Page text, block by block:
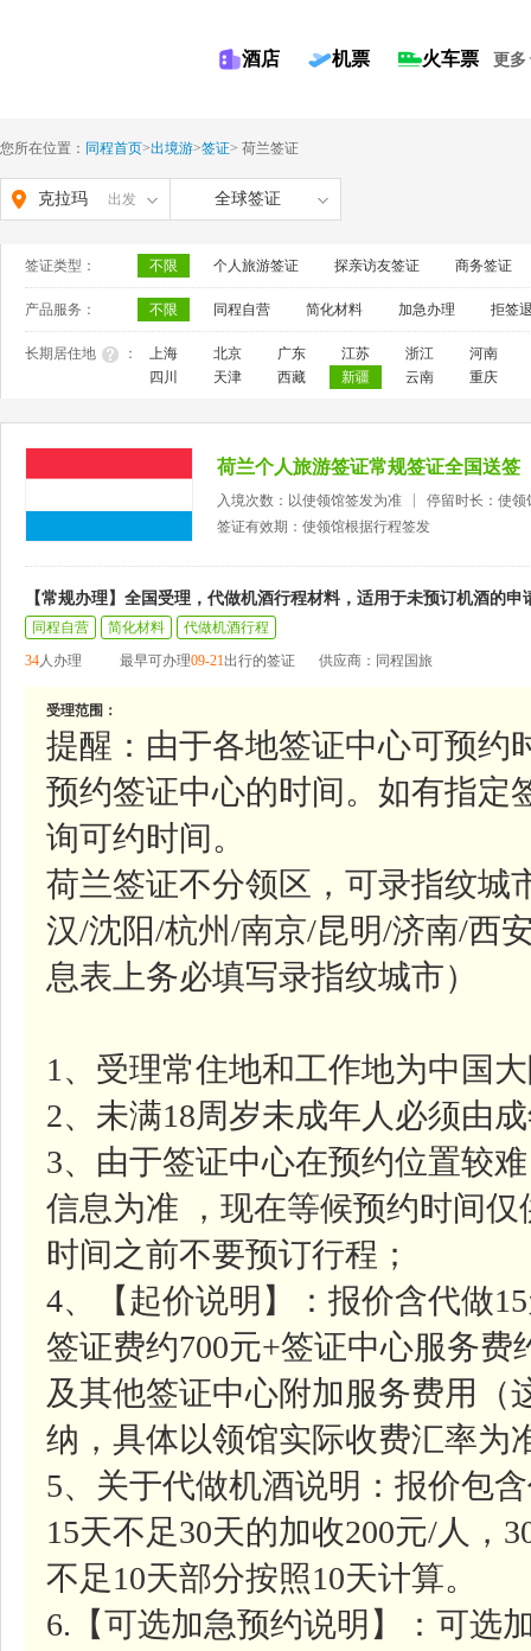
酒店 机票 火车票 更多
您所在位置： 同程首页>出境游>签证> 荷兰签证
克拉玛 出发 全球签证
签证类型： 不限 个人旅游签证 探亲访友签证 商务签证
产品服务： 不限 同程自营 简化材料 加急办理 拒签
长期居住地 ： 上海 北京 广东 江苏 浙江
河南
四川
天津 西藏 新疆 云南 重庆
荷兰个人旅游签证常规签证全国送签
入境次数：以使领馆签发为准
停留时长：使领
签证有效期：使领馆根据行程签发
【常规办理】全国受理，代做机酒行程材料，适用于未预订机酒的申
同程自营 简化材料
代做机酒行程
34人办理 最早可办理09-21出行的签证 供应商：同程国旅
受理范围：
提醒：由于各地签证中心可预约
预约签证中心的时间。如有指定
询可约时间。
荷兰签证不分领区，可录指纹城
汉/沈阳/杭州/南京/昆明/济南/西
息表上务必填写录指纹城市）
1、受理常住地和工作地为中国
2、未满18周岁未成年人必须由
3、由于签证中心在预约位置较
信息为准 ，现在等候预约时间
时间之前不要预订行程；
4、【起价说明】：报价含代做
签证费约700元+签证中心服务费
及其他签证中心附加服务费用（
纳，具体以领馆实际收费汇率为
5、关于代做机酒说明：报价包
15天不足30天的加收200元/人，
不足10天部分按照10天计算。
6.【可选加急预约说明】：可选